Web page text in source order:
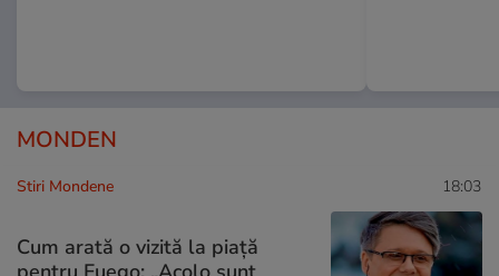
MONDEN
Stiri Mondene 18:03
Cum arată o vizită la piață